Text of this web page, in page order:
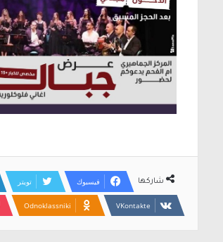
شاركها فيسبوك تويتر
Odnoklassniki